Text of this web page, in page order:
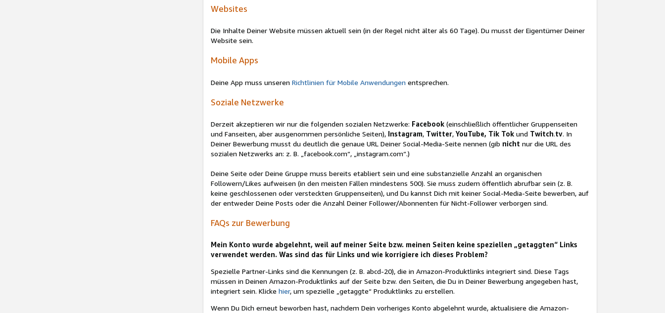
Websites
Die Inhalte Deiner Website müssen aktuell sein (in der Regel nicht älter als 60 Tage). Du musst der Eigentümer Deiner
Website sein.
Mobile Apps
Deine App muss unserenRichtlinien für Mobile Anwendungen entsprechen.
Soziale Netzwerke
Derzeit akzeptieren wir nur die folgenden sozialen Netzwerke: Facebook (einschließlich öffentlicher Gruppenseiten
und Fanseiten, aber ausgenommen persönliche Seiten), Instagram, Twitter,YouTube, Tik Tok und Twitch.tv. In
Deiner Bewerbung musst du deutlich die genaue URL Deiner Social-Media-Seite nennen (gib nicht nur die URL des
sozialen Netzwerks an: z. B. „facebook.com“, „instagram.com“.)
Deine Seite oder Deine Gruppe muss bereits etabliert sein und eine substanzielle Anzahl an organischen
Followern/Likes aufweisen (in den meisten Fällen mindestens 500). Sie muss zudem öffentlich abrufbar sein (z. B.
keine geschlossenen oder versteckten Gruppenseiten), und Du kannst Dich mit keiner Social-Media-Seite bewerben, auf
der entweder Deine Posts oder die Anzahl Deiner Follower/Abonnenten für Nicht-Follower verborgen sind.
FAQs zur Bewerbung
Mein Konto wurde abgelehnt, weil auf meiner Seite bzw. meinen Seiten keine speziellen „getaggten“ Links
verwendet werden. Was sind das für Links und wie korrigiere ich dieses Problem?
Spezielle Partner-Links sind die Kennungen (z. B. abcd-20), die in Amazon-Produktlinks integriert sind. Diese Tags
müssen in Deinen Amazon-Produktlinks auf der Seite bzw. den Seiten, die Du in Deiner Bewerbung angegeben hast,
integriert sein. Klickehier, um spezielle „getaggte“ Produktlinks zu erstellen.
Wenn Du Dich erneut beworben hast, nachdem Dein vorheriges Konto abgelehnt wurde, aktualisiere die Amazon-